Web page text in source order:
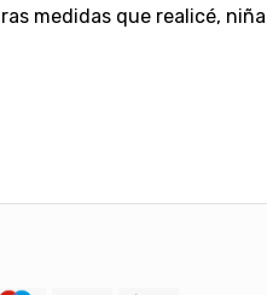
medidas que realicé, niña